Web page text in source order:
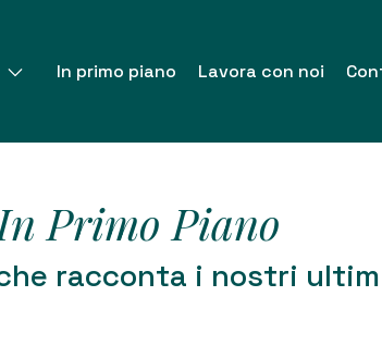
In primo piano Lavora con noi
Primo Piano
che racconta i nostri